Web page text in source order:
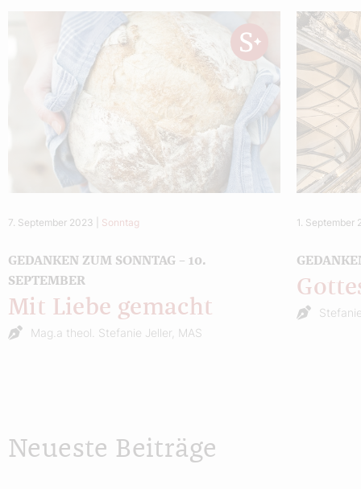
7. September 2023 Sonntag
GEDANKEN ZUM SONNTAG – 10.
SEPTEMBER
Mit Liebe gemacht
Mag.a theol. Stefanie Jeller, MAS
1. September
Neueste Beiträge